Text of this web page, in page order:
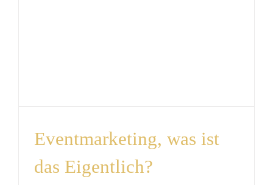
Eventmarketing, was ist
das Eigentlich?